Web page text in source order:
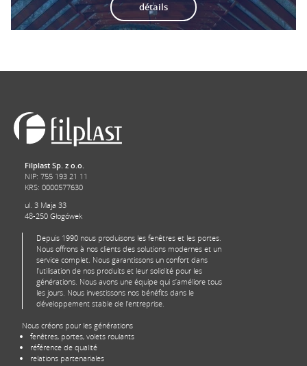
détails
Filplast Sp. z o.o.
NIP: 755 193 21 11
KRS: 0000577630
ul. 3 Maja 33
48-250 Głogówek
Depuis 1990 nous produisons les fenêtres et les portes.
Nous offrons à nos clients des solutions modernes et un
service complet. Nous garantissons un confort dans
l’utilisation de nos produits et leur solidité pour les
générations. Nous avons une équipe qui s’améliore tous
les jours. Nous investissons nos bénéfits dans le
développement stable de l’entreprise.
Nous créons pour les générations
fenêtres, portes, volets roulants
référence de qualité
relations partenariales